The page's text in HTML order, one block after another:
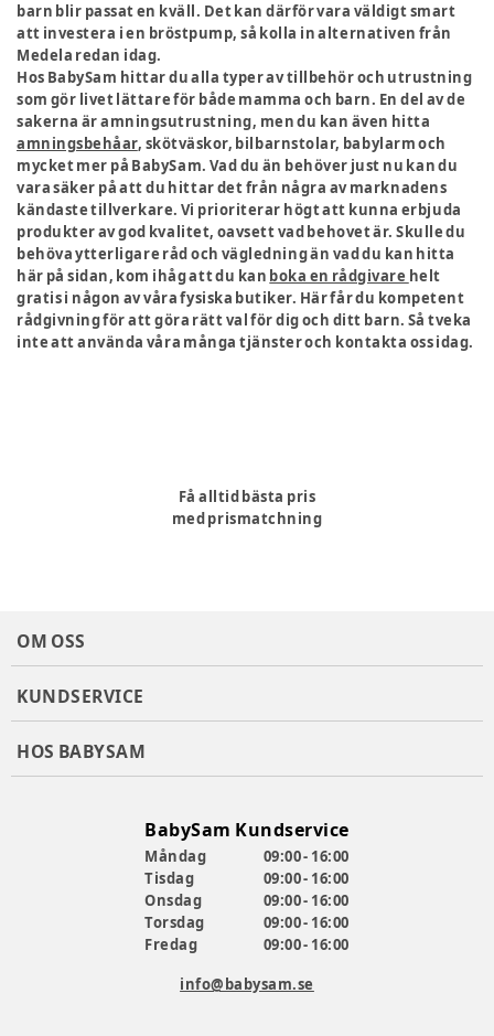
barn blir passat en kväll. Det kan därför vara väldigt smart
att investera i en bröstpump, så kolla in alternativen från
Medela redan idag.
Hos BabySam hittar du alla typer av tillbehör och utrustning
som gör livet lättare för både mamma och barn. En del av de
sakerna är amningsutrustning, men du kan även hitta
amningsbehåar, skötväskor, bilbarnstolar, babylarm och
mycket mer på BabySam. Vad du än behöver just nu kan du
vara säker på att du hittar det från några av marknadens
kändaste tillverkare. Vi prioriterar högt att kunna erbjuda
produkter av god kvalitet, oavsett vad behovet är. Skulle du
behöva ytterligare råd och vägledning än vad du kan hitta
här på sidan, kom ihåg att du kan boka en rådgivare helt
gratis i någon av våra fysiska butiker. Här får du kompetent
rådgivning för att göra rätt val för dig och ditt barn. Så tveka
inte att använda våra många tjänster och kontakta oss idag.
Få alltid bästa pris
med prismatchning
OM OSS
KUNDSERVICE
HOS BABYSAM
BabySam Kundservice
Måndag
09:00 - 16:00
Tisdag
09:00 - 16:00
Onsdag
09:00 - 16:00
Torsdag
09:00 - 16:00
Fredag
09:00 - 16:00
info@babysam.se